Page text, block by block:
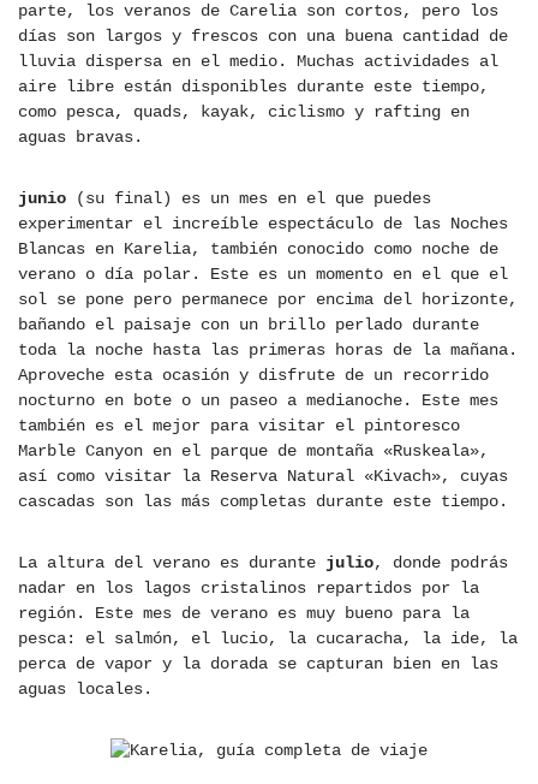
parte, los veranos de Carelia son cortos, pero los
días son largos y frescos con una buena cantidad de
lluvia dispersa en el medio. Muchas actividades al
aire libre están disponibles durante este tiempo,
como pesca, quads, kayak, ciclismo y rafting en
aguas bravas.
junio
(su final) es un mes en el que puedes
experimentar el increíble espectáculo de las Noches
Blancas en Karelia, también conocido como noche de
verano o día polar. Este es un momento en el que el
sol se pone pero permanece por encima del horizonte,
bañando el paisaje con un brillo perlado durante
toda la noche hasta las primeras horas de la mañana.
Aproveche esta ocasión y disfrute de un recorrido
nocturno en bote o un paseo a medianoche. Este mes
también es el mejor para visitar el pintoresco
Marble Canyon en el parque de montaña «Ruskeala»,
así como visitar la Reserva Natural «Kivach», cuyas
cascadas son las más completas durante este tiempo.
La altura del verano es durante julio, donde podrás
nadar en los lagos cristalinos repartidos por la
región. Este mes de verano es muy bueno para la
pesca: el salmón, el lucio, la cucaracha, la ide, la
perca de vapor y la dorada se capturan bien en las
aguas locales.